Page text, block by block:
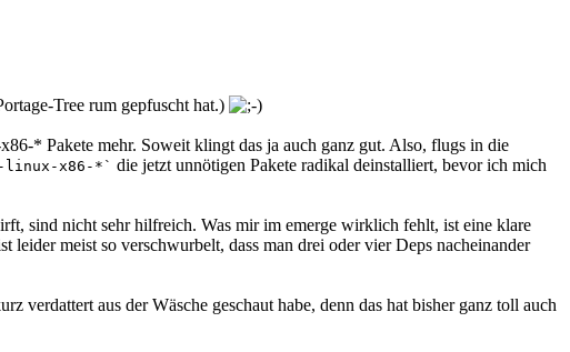
Tree rum gepfuscht hat.)
* Pakete mehr. Soweit klingt das ja auch ganz gut. Also, flugs in die
linux-x86-*` die jetzt unnötigen Pakete radikal deinstalliert, bevor ich mich
sind nicht sehr hilfreich. Was mir im emerge wirklich fehlt, ist eine klare
meist so verschwurbelt, dass man drei oder vier Deps nacheinander
verdattert aus der Wäsche geschaut habe, denn das hat bisher ganz toll auch